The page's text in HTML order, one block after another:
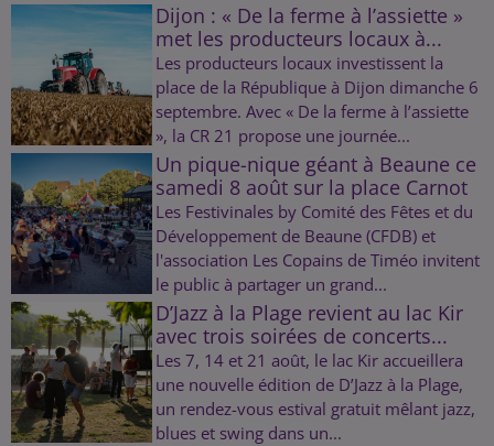
Dijon : « De la ferme à l’assiette »
met les producteurs locaux à...
Les producteurs locaux investissent la
place de la République à Dijon dimanche 6
septembre. Avec « De la ferme à l’assiette
», la CR 21 propose une journée...
Un pique-nique géant à Beaune ce
samedi 8 août sur la place Carnot
Les Festivinales by Comité des Fêtes et du
Développement de Beaune (CFDB) et
l'association Les Copains de Timéo invitent
le public à partager un grand...
D’Jazz à la Plage revient au lac Kir
avec trois soirées de concerts...
Les 7, 14 et 21 août, le lac Kir accueillera
une nouvelle édition de D’Jazz à la Plage,
un rendez-vous estival gratuit mêlant jazz,
blues et swing dans un...